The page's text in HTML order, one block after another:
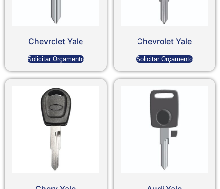
Chevrolet Yale
Solicitar Orçamento
Chevrolet Yale
Solicitar Orçamento